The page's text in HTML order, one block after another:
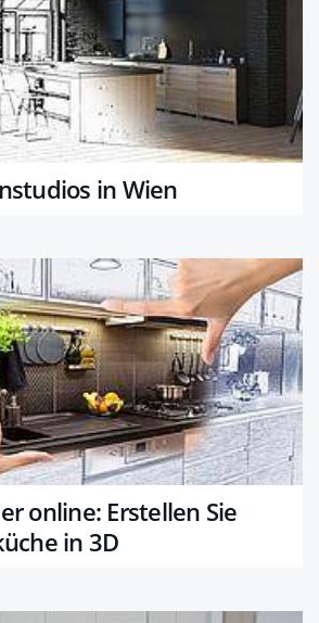
in Wien
online: Erstellen Sie
in 3D